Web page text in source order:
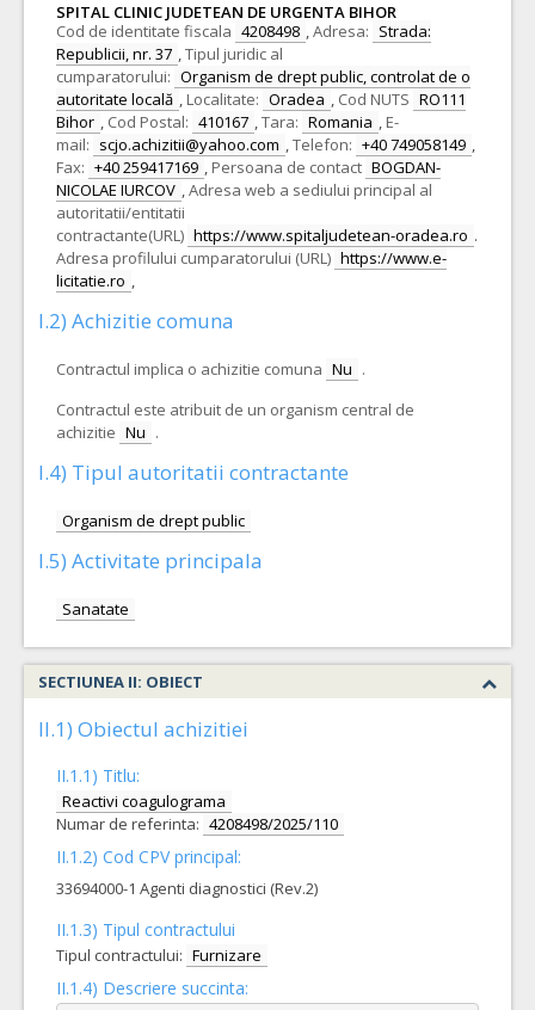
SPITAL CLINIC JUDETEAN DE URGENTA BIHOR
Cod de identitate fiscala 4208498 ,Adresa: Strada:
Republicii, nr. 37 ,Tipul juridic al
cumparatorului: Organism de drept public, controlat de o
autoritate locală , Localitate: Oradea , Cod NUTS RO111
Bihor , Cod Postal: 410167 ,Tara: Romania , E-
mail: scjo.achizitii@yahoo.com ,Telefon: +40 749058149 ,
Fax: +40 259417169 , Persoana de contact BOGDAN-
NICOLAE IURCOV ,Adresa web a sediului principal al
autoritatii/entitatii
contractante(URL) https://www.spitaljudetean-oradea.ro .
Adresa profilului cumparatorului (URL) https://www.e-
licitatie.ro ,
I.2) Achizitie comuna
Contractul implica o achizitie comuna Nu .
Contractul este atribuit de un organism central de
achizitie Nu .
I.4) Tipul autoritatii contractante
Organism de drept public
I.5) Activitate principala
Sanatate
SECTIUNEA II: OBIECT
II.1) Obiectul achizitiei
II.1.1) Titlu:
Reactivi coagulograma
Numar de referinta: 4208498/2025/110
II.1.2) Cod CPV principal:
33694000-1 Agenti diagnostici (Rev.2)
II.1.3) Tipul contractului
Tipul contractului: Furnizare
II.1.4) Descriere succinta: